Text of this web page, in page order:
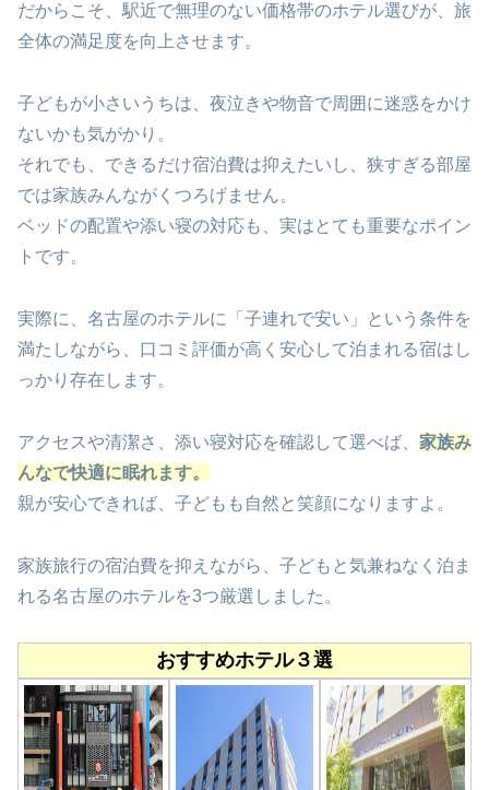
だからこそ、駅近で無理のない価格帯のホテル選びが、旅
全体の満足度を向上させます。
子どもが小さいうちは、夜泣きや物音で周囲に迷惑をかけ
ないかも気がかり。
それでも、できるだけ宿泊費は抑えたいし、狭すぎる部屋
では家族みんながくつろげません。
ベッドの配置や添い寝の対応も、実はとても重要なポイン
トです。
実際に、名古屋のホテルに「子連れで安い」という条件を
満たしながら、口コミ評価が高く安心して泊まれる宿はし
っかり存在します。
アクセスや清潔さ、添い寝対応を確認して選べば、 家族み
んなで快適に眠れます。
親が安心できれば、子どもも自然と笑顔になりますよ。
家族旅行の宿泊費を抑えながら、子どもと気兼ねなく泊ま
れる名古屋のホテルを3つ厳選しました。
おすすめホテル３選